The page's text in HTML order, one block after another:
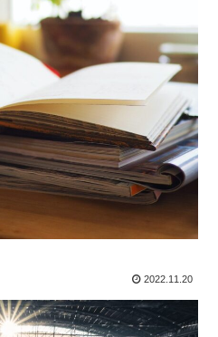
2022.11.20